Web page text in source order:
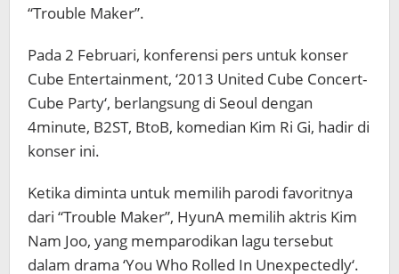
“Trouble Maker”.
Pada 2 Februari, konferensi pers untuk konser
Cube Entertainment, ‘2013 United Cube Concert-
Cube Party‘, berlangsung di Seoul dengan
4minute, B2ST, BtoB, komedian Kim Ri Gi, hadir di
konser ini.
Ketika diminta untuk memilih parodi favoritnya
dari “Trouble Maker”, HyunA memilih aktris Kim
Nam Joo, yang memparodikan lagu tersebut
dalam drama ‘You Who Rolled In Unexpectedly‘.